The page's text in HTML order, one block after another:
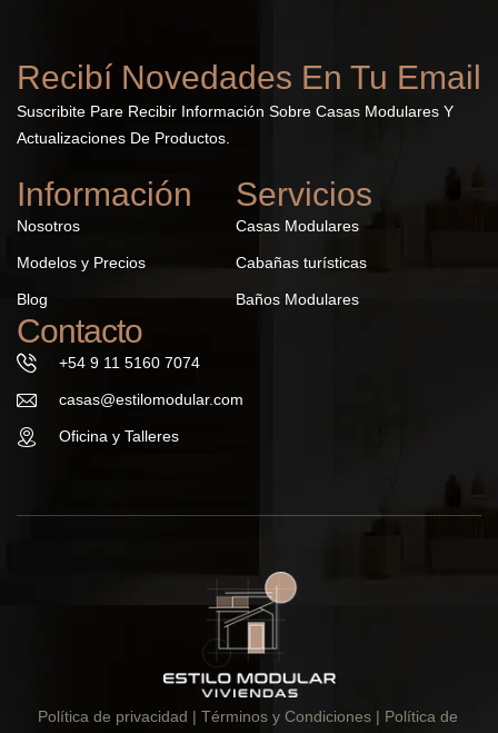
Recibí Novedades En Tu Email
Suscribite Pare Recibir Información Sobre Casas Modulares Y
Actualizaciones De Productos.
Información
Nosotros
Modelos y Precios
Blog
Servicios
Casas Modulares
Cabañas turísticas
Baños Modulares
Contacto
+54 9 11 5160 7074
casas@estilomodular.com
Oficina y Talleres
Política de privacidad | Términos y Condiciones | Política de